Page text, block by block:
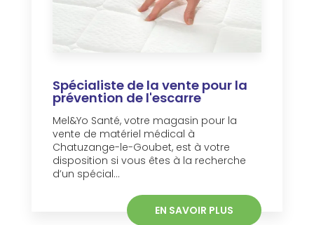
Spécialiste de la vente pour la
prévention de l'escarre
Mel&Yo Santé, votre magasin pour la
vente de matériel médical à
Chatuzange-le-Goubet, est à votre
disposition si vous êtes à la recherche
d’un spécial...
EN SAVOIR PLUS